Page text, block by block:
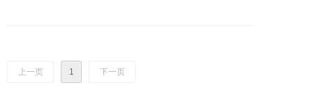
会议的各位领导、各位专家学者表示热烈的欢迎！希望在与会
上一页 1 下一页